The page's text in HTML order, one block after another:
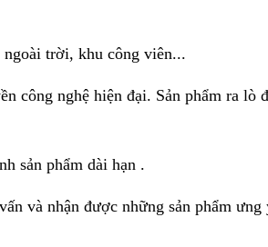
ngoài trời, khu công viên...
công nghệ hiện đại. Sản phẩm ra
sản phẩm dài hạn .
và nhận được những sản phẩm ưng